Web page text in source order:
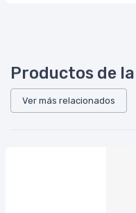
Productos de
Ver más relacionados